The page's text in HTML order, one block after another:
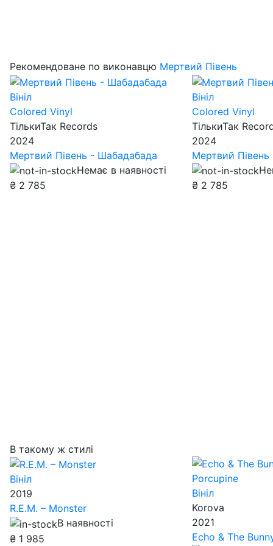
Рекомендоване по виконавцю Мертвий Півень
Вініл
Colored Vinyl
ТількиТак Records
2024
Мертвий Півень - Шабадабада
Немає в наявності
₴ 2 785
Вініл
Colored Vinyl
ТількиТак
2024
Мертвий
₴ 2 785
В такому ж стилі
Вініл
2019
R.E.M. – Monster
В наявності
₴ 1 985
Вініл
Korova
2021
Echo & The